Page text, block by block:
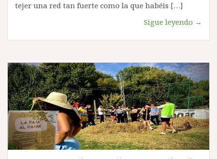
tejer una red tan fuerte como la que habéis […]
Sigue leyendo →